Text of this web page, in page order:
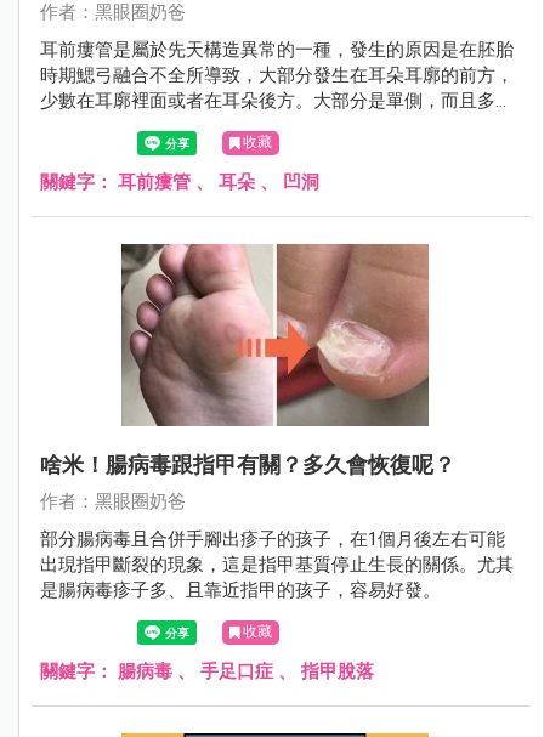
作者：黑眼圈奶爸
耳前瘻管是屬於先天構造異常的一種，發生的原因是在胚胎
時期鰓弓融合不全所導致，大部分發生在耳朵耳廓的前方，
少數在耳廓裡面或者在耳朵後方。大部分是單側，而且多發
收藏
關鍵字： 耳前瘻管 、 耳朵 、 凹洞
啥米！腸病毒跟指甲有關？多久會恢復呢？
作者：黑眼圈奶爸
部分腸病毒且合併手腳出疹子的孩子，在1個月後左右可能
出現指甲斷裂的現象，這是指甲基質停止生長的關係。尤其
是腸病毒疹子多、且靠近指甲的孩子，容易好發。
收藏
關鍵字： 腸病毒 、 手足口症 、 指甲脫落